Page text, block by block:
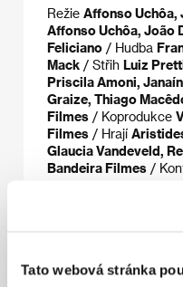
Tato webová stránka
Režie Affonso Uchôa,
Affonso Uchôa, João
Feliciano / Hudba
Mack / Střih Luiz
Priscila Amoni,
Graize, Thiago
Filmes / Koprodukce
Filmes / Hrají
Glaucia Vandeveld,
Bandeira Filmes /